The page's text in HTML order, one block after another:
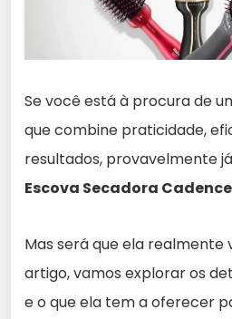
Se você está à procura de
que combine praticidade,
resultados, provavelmente
Escova Secadora Cadence
Mas será que ela realmente
artigo, vamos explorar os
e o que ela tem a oferecer